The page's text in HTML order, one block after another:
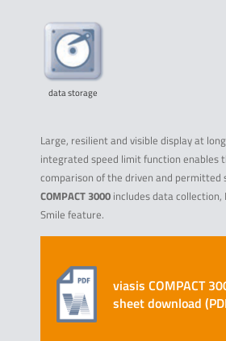
data storage
Large, resilient and visible display at
integrated speed limit function enables
comparison of the driven and permitted
COMPACT 3000 includes data collection,
Smile feature.
viasis COMPACT
sheet download